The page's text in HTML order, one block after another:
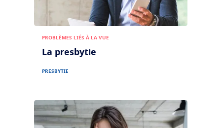
PROBLÈMES LIÉS À LA VUE
La presbytie
PRESBYTIE